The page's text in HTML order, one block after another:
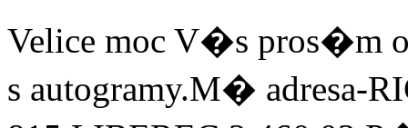
Velice moc V�s
s autogramy.M� adresa-